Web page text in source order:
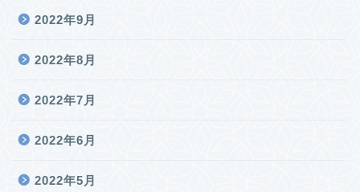
2022年9月
2022年8月
2022年7月
2022年6月
2022年5月